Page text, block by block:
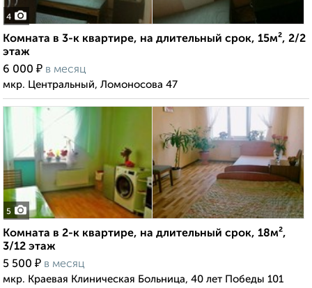
4
Комната в 3-к квартире, на длительный срок, 15м², 2/2
этаж
6 000 ₽ в месяц
мкр. Центральный, Ломоносова 47
5
Комната в 2-к квартире, на длительный срок, 18м²,
3/12 этаж
5 500 ₽ в месяц
мкр. Краевая Клиническая Больница, 40 лет Победы 101